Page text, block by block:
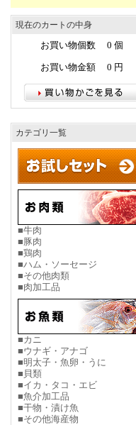
現在のカートの中身
お買い物個数 0 個
お買い物金額 0 円
カテゴリ一覧
■牛肉
■豚肉
■鶏肉
■ハム・ソーセージ
■その他肉類
■肉加工品
■カニ
■ウナギ・アナゴ
■明太子・魚卵・うに
■貝類
■イカ・タコ・エビ
■魚介加工品
■干物・漬け魚
■その他海産物